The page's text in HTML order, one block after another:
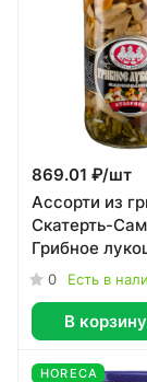
869.01 ₽/шт
Ассорти из
Скатерть-
Грибное
маринованное
0 Есть в
В корзину
HORECA